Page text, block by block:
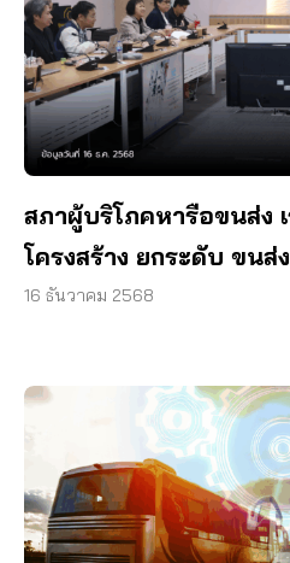
สภาผู้บริโภคหารือขนส่ง
โครงสร้าง ยกระดับ ขนส่
16 ธันวาคม 2568